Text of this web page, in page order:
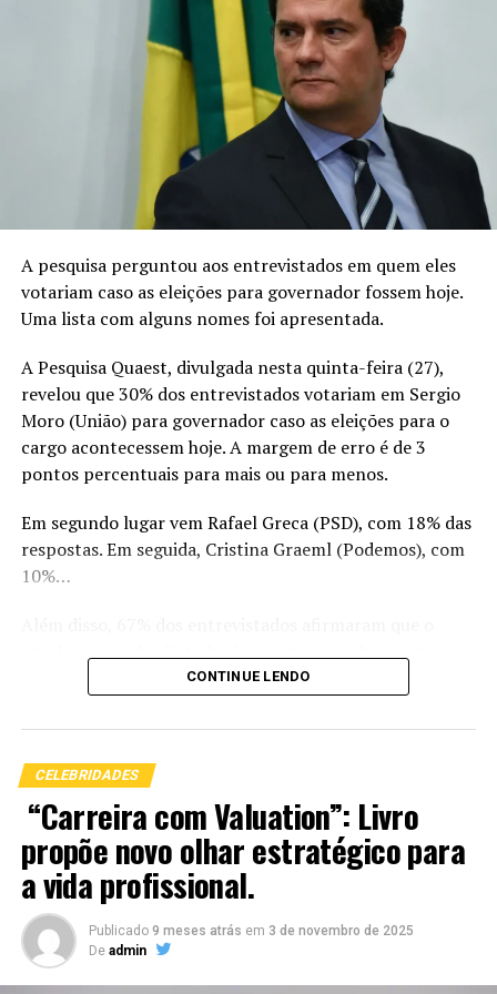
oferecer uma visão humana e real de uma figura que está
moldando o futuro do marketing digital no Brasil.
Prepare-se para uma jornada fascinante pelos
bastidores da vida de Byel, onde cada pergunta
reveladora é uma peça crucial no quebra-cabeça de seu
impacto duradouro.
TÓPICOS RELACIONADOS
Maiara revela segredos de seu cabelão
NÃO PERCA
Quem é Bruno Míranda: O influenciador revela uma
dimensão espiritual significativa em suas publicações
A pesquisa perguntou aos entrevistados em quem eles
votariam caso as eleições para governador fossem hoje.
Uma lista com alguns nomes foi apresentada.
A Pesquisa Quaest, divulgada nesta quinta-feira (27),
revelou que 30% dos entrevistados votariam em Sergio
Moro (União) para governador caso as eleições para o
cargo acontecessem hoje. A margem de erro é de 3
pontos percentuais para mais ou para menos.
Em segundo lugar vem Rafael Greca (PSD), com 18% das
respostas. Em seguida, Cristina Graeml (Podemos), com
10%…
sucessor. 23% disseram que não merece e 10% não soube
próximo governador do paraná.
CONTINUE LENDO
CELEBRIDADES
“Carreira com Valuation”: Livro
propõe novo olhar estratégico para
a vida profissional.
Publicado 9 meses atrás em 3 de novembro de 2025
De admin